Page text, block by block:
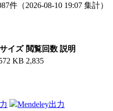
件 （2026-08-10 19:07 集計）
サイズ 閲覧回数 説明
KB 2,835
Mendeley出力